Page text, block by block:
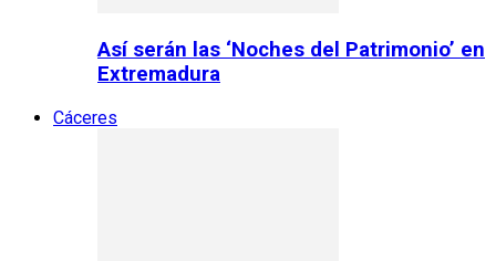
Así serán las ‘Noches del Patrimonio’ en
Extremadura
Cáceres